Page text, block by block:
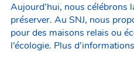
Aujourd’hui, nous célébrons
préserver. Au SNJ, nous
pour des maisons relais ou
l’écologie. Plus